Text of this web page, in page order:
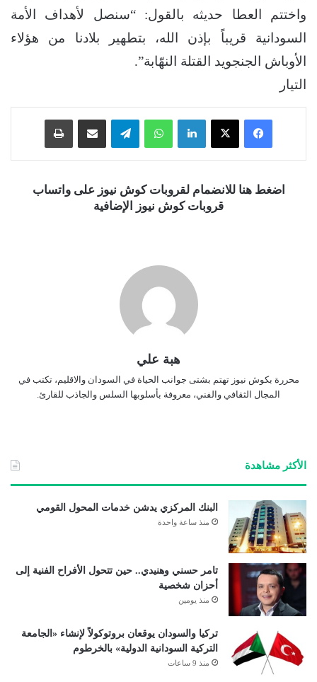
واختتم العطا حديثه بالقول: “سنصل لأهداف الأمة
السودانية قريباً بإذن الله، بتطهير بلادنا من هؤلاء
الأوباش الجنجويد القتلة النهّابة”.
التيار
فيسبوك ‫X لينكدإن واتساب تيلقرام
اضغط هنا للانضمام لقروبات كوش نيوز على واتساب
قروبات كوش نيوز الإضافية
هبة علي
محررة بكوش نيوز تهتم بشتى جوانب الحياة في السودان والاقليم، تكتب في
المجال الثقافي والفني، معروفة بأسلوبها السلس والجاذب للقارئ.
الأكثر مشاهدة
البنك المركزي يدشن خدمات المحول القومي
منذ ساعة واحدة
تامر حسني وهنيدي.. حين تتحول الأفراح الفنية إلى
أحزان شخصية
منذ يومين
تركيا والسودان يوقعان بروتوكولاً لإنشاء «الجامعة
التركية السودانية الدولية» بالخرطوم
منذ 9 ساعات